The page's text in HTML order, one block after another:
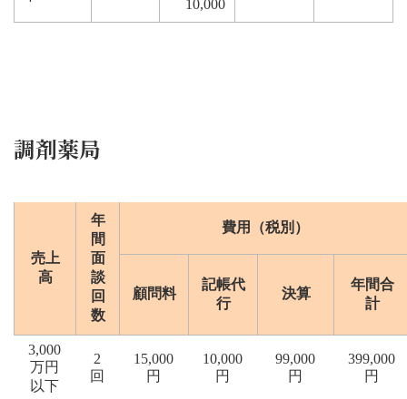
10,000
調剤薬局
売上
高
年
間
面
談
回
数
費用（税別）
顧問料
記帳代
行
決算
年間合
計
3,000
万円
以下
2
回
15,000
円
10,000
円
99,000
円
399,000
円